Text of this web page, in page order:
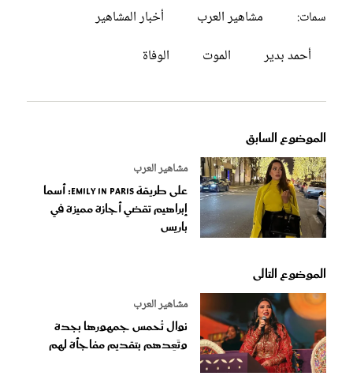
سمات:
مشاهير العرب
أخبار المشاهير
أحمد بدير
الموت الوفاة
الموضوع السابق
مشاهير العرب
على طريقة Emily in paris: أسما
إبراهيم تقضي أجازة مميزة في
باريس
الموضوع التالى
مشاهير العرب
نوال تُحمس جمهورها بجدة
وتَعِدهم بتقديم مفاجأة لهم